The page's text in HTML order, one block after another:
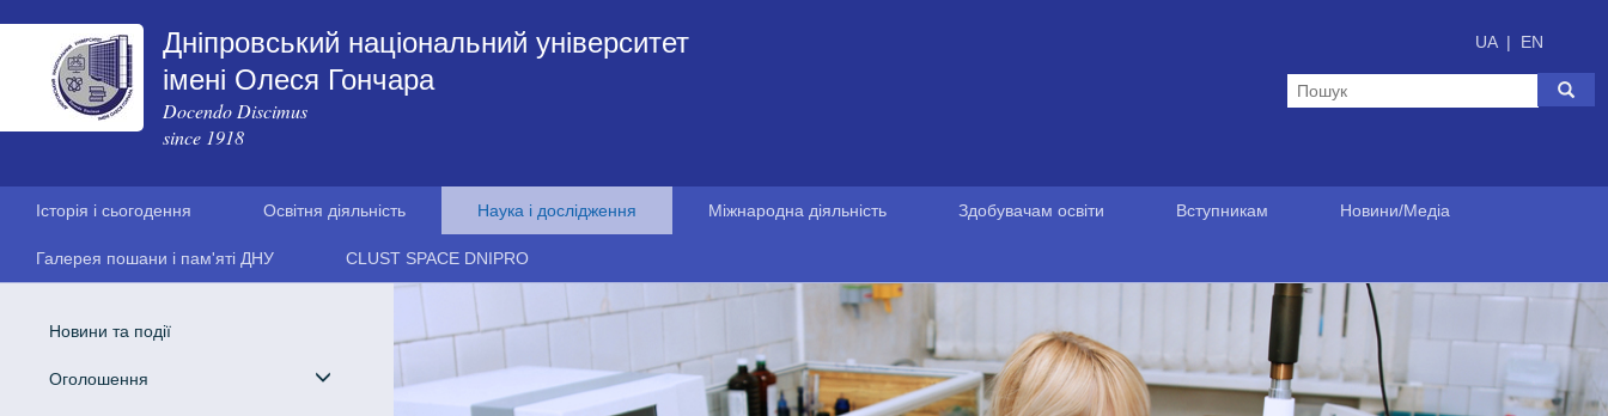
Дніпровський національний університет
імені Олеся Гончара
Docendo Discimus
since 1918
UA | EN
Історія і сьогодення Освітня діяльність Наука і дослідження Міжнародна діяльність Здобувачам освіти Вступникам Новини/Медіа
Галерея пошани і пам'яті ДНУ CLUST SPACE DNIPRO
Новини та події
Оголошення